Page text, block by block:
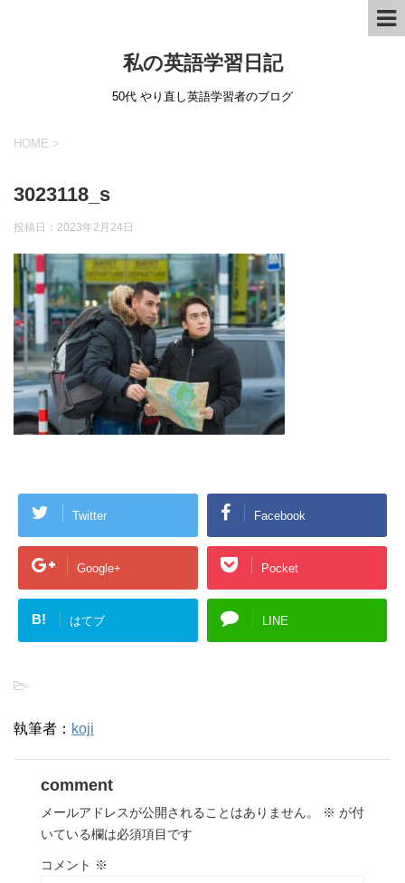
私の英語学習日記
50代 やり直し英語学習者のブログ
HOME >
3023118_s
投稿日： 2023年2月24日
Twitter Facebook
Google+ Pocket
B! はてブ LINE
-
執筆者： koji
comment
メールアドレスが公開されることはありません。 ※ が付
いている欄は必須項目です
コメント ※